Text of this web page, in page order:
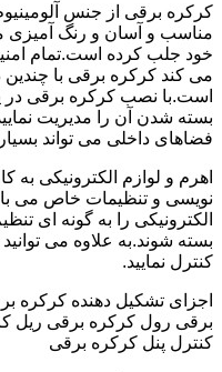
کرکره برقی از جنس
مناسب و آسان و رنگ آمیزی
خود جلب کرده است.تمام
می کند کرکره برقی با چندین
است.با نصب کرکره برقی در
بسته شدن آن را مدیریت
فضاهای داخلی می تواند
اهرم و لوازم الکترونیکی به
نویسی و تنظیمات خاص می
الکترونیکی را به گونه ای
بسته شوند.به علاوه می
کنترل نمایید.
اجزای تشکیل دهنده کرکره
برقی رول کرکره برقی ریل
کنترل پنل کرکره برقی